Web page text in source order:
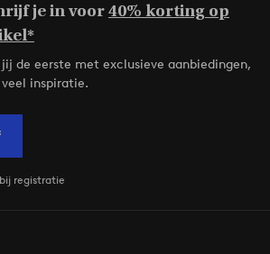
je in voor40% korting op
de eerste met exclusieve aanbiedingen,
inspiratie.
registratie